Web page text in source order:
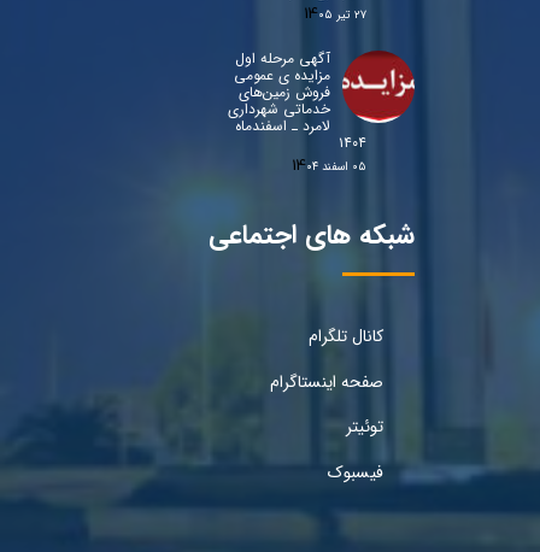
۲۷ تیر ۰۵
آگهی مرحله اول
مزایده ی عمومی
فروش زمین‌های
خدماتی شهرداری
لامرد ـ اسفندماه
۱۴۰۴
۰۵ اسفند ۰۴
شبکه های اجتماعی
کانال تلگرام
صفحه اینستاگرام
توئیتر
فیسبوک